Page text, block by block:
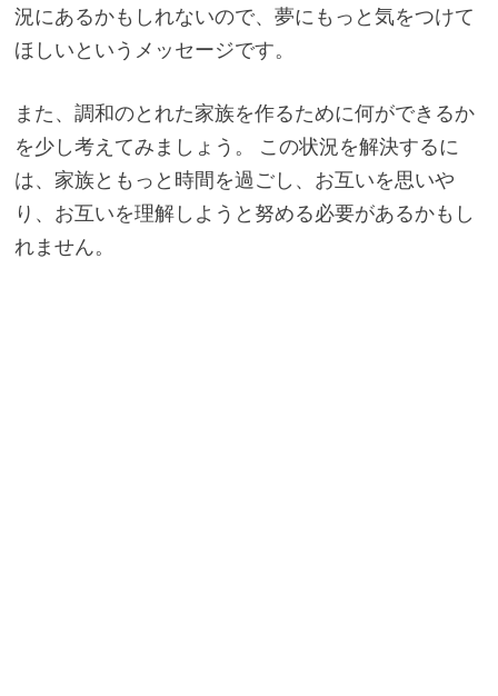
況にあるかもしれないので、夢にもっと気をつけて
ほしいというメッセージです。
また、調和のとれた家族を作るために何ができるか
を少し考えてみましょう。 この状況を解決するに
は、家族ともっと時間を過ごし、お互いを思いや
り、お互いを理解しようと努める必要があるかもし
れません。